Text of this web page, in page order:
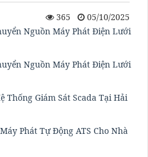
365
05/10/2025
Nguồn Máy Phát Điện Lưới
Nguồn Máy Phát Điện Lưới
Thống Giám Sát Scada Tại Hải
Phát Tự Động ATS Cho Nhà